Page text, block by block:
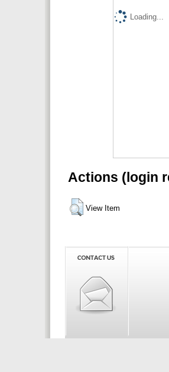
Loading...
Actions (login
View Item